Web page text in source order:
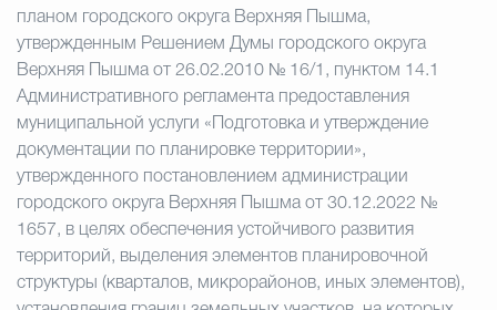
планом городского округа Верхняя Пышма,
утвержденным Решением Думы городского округа
Верхняя Пышма от 26.02.2010 № 16/1, пунктом 14.1
Административного регламента предоставления
муниципальной услуги «Подготовка и утверждение
документации по планировке территории»,
утвержденного постановлением администрации
городского округа Верхняя Пышма от 30.12.2022 №
1657, в целях обеспечения устойчивого развития
территорий, выделения элементов планировочной
структуры (кварталов, микрорайонов, иных элементов),